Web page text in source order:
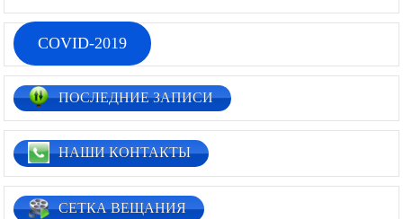
COVID-2019
ПОСЛЕДНИЕ ЗАПИСИ
НАШИ КОНТАКТЫ
СЕТКА ВЕЩАНИЯ